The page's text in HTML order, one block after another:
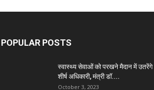
POPULAR POSTS
स्वास्थ्य सेवाओं को परखने मैदान में उतरेंगे
शीर्ष अधिकारी, मंत्री डॉ....
October 3, 2023